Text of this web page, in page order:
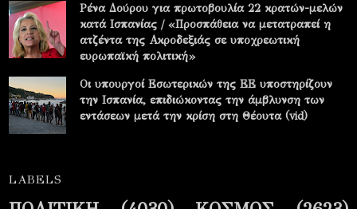
Ρένα Δούρου για πρωτοβουλία 22 κρατών-μελών
κατά Ισπανίας / «Προσπάθεια να μετατραπεί η
ατζέντα της Ακροδεξιάς σε υποχρεωτική
ευρωπαϊκή πολιτική»
Οι υπουργοί Εσωτερικών της ΕΕ υποστηρίζουν
την Ισπανία, επιδιώκοντας την άμβλυνση των
εντάσεων μετά την κρίση στη Θέουτα (vid)
LABELS